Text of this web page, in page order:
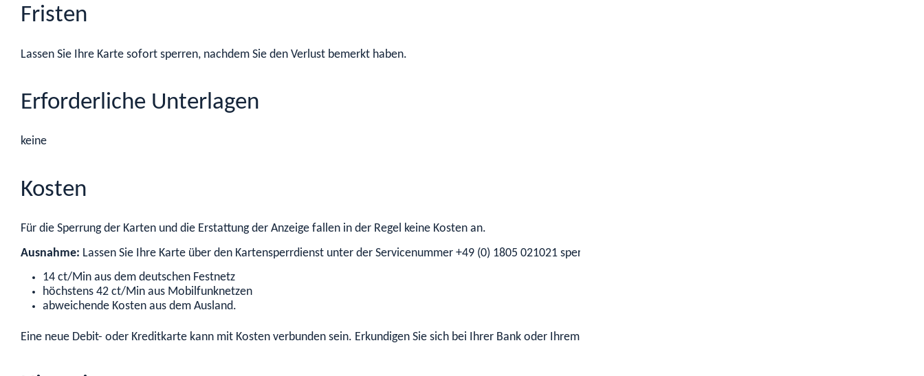
Fristen
Lassen Sie Ihre Karte sofort sperren, nachdem Sie den Verlust bemerkt haben.
Erforderliche Unterlagen
keine
Kosten
Für die Sperrung der Karten und die Erstattung der Anzeige fallen in der Regel keine Kosten an.
Ausnahme: Lassen Sie Ihre Karte über den Kartensperrdienst unter der Servicenummer +49 (0) 1805 021021 sperren, fallen Telefongebühren an:
14 ct/Min aus dem deutschen Festnetz
höchstens 42 ct/Min aus Mobilfunknetzen
abweichende Kosten aus dem Ausland.
Eine neue Debit- oder Kreditkarte kann mit Kosten verbunden sein. Erkundigen Sie sich bei Ihrer Bank oder Ihrem Kreditkartenunternehmen.